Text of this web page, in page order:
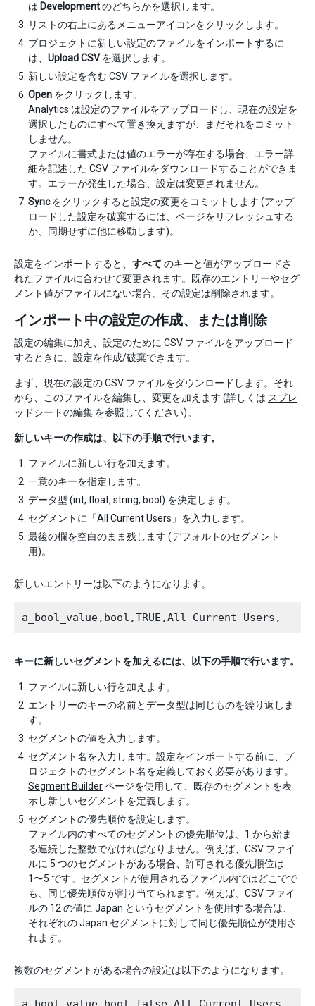
は Developmentのどちらかを選択します。
リストの右上にあるメニューアイコンをクリックします。
プロジェクトに新しい設定のファイルをインポートするに
は、 Upload CSVを選択します。
新しい設定を含む CSV ファイルを選択します。
Open をクリックします。
Analytics は設定のファイルをアップロードし、現在の設定を
選択したものにすべて置き換えますが、まだそれをコミット
しません。
ファイルに書式または値のエラーが存在する場合、エラー詳
細を記述した CSV ファイルをダウンロードすることができま
す。エラーが発生した場合、設定は変更されません。
Syncをクリックすると設定の変更をコミットします (アップ
ロードした設定を破棄するには、ページをリフレッシュする
か、同期せずに他に移動します)。
設定をインポートすると、 すべて のキーと値がアップロードさ
れたファイルに合わせて変更されます。既存のエントリーやセグ
メント値がファイルにない場合、その設定は削除されます。
インポート中の設定の作成、または削除
設定の編集に加え、設定のために CSV ファイルをアップロード
するときに、設定を作成/破棄できます。
まず、現在の設定の CSV ファイルをダウンロードします。それ
から、このファイルを編集し、変更を加えます (詳しくは スプレ
ッドシートの編集 を参照してください)。
新しいキーの作成は、以下の手順で行います。
ファイルに新しい行を加えます。
一意のキーを指定します。
データ型 (int, float, string, bool) を決定します。
セグメントに「All Current Users」を入力します。
最後の欄を空白のまま残します (デフォルトのセグメント
用)。
新しいエントリーは以下のようになります。
キーに新しいセグメントを加えるには、以下の手順で行います。
ファイルに新しい行を加えます。
エントリーのキーの名前とデータ型は同じものを繰り返しま
す。
セグメントの値を入力します。
セグメント名を入力します。設定をインポートする前に、プ
ロジェクトのセグメント名を定義しておく必要があります。
Segment Builderページを使用して、既存のセグメントを表
示し新しいセグメントを定義します。
セグメントの優先順位を設定します。
ファイル内のすべてのセグメントの優先順位は、1 から始ま
る連続した整数でなければなりません。例えば、CSV ファイ
ルに 5 つのセグメントがある場合、許可される優先順位は
1〜5 です。セグメントが使用されるファイル内ではどこでで
も、同じ優先順位が割り当てられます。例えば、CSV ファイ
ルの 12 の値に Japan というセグメントを使用する場合は、
それぞれの Japan セグメントに対して同じ優先順位が使用さ
れます。
複数のセグメントがある場合の設定は以下のようになります。